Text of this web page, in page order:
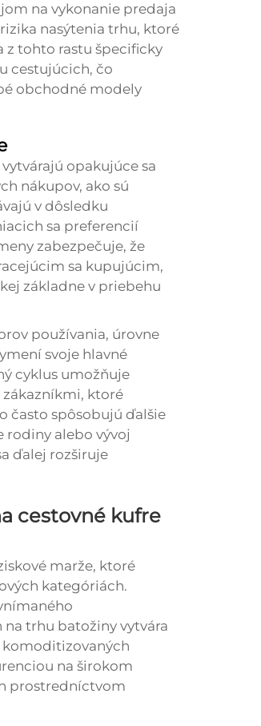
na vykonanie predaja
nasýtenia trhu, ktoré
z tohto rastu špecificky
cestujúcich, čo
obchodné modely
opakujúce sa
nákupov, ako sú
v dôsledku
sa preferencií
zabezpečuje, že
sa kupujúcim,
základne v priebehu
používania, úrovne
svoje hlavné
cyklus umožňuje
zákazníkmi, ktoré
často spôsobujú ďalšie
rodiny alebo vývoj
ďalej rozširuje
cestovné kufre
marže, ktoré
kategóriách.
trhu batožiny vytvára
komoditizovaných
na širokom
prostredníctvom